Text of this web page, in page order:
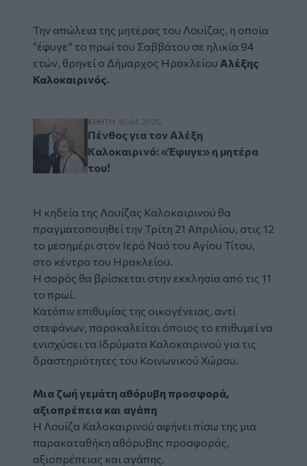
Την απώλεια της μητέρας του Λουίζας, η οποία
“έφυγε” το πρωί του Σαββάτου σε ηλικία 94
ετών, θρηνεί ο Δήμαρχος Ηρακλείου Αλέξης
Καλοκαιρινός.
Πένθος για τον Αλέξη Kαλοκαιρινό:
ΚΡΗΤΗ 18.04.2026
Πένθος για τον Αλέξη
Kαλοκαιρινό: «Έφυγε» η μητέρα
του!
Η κηδεία της Λουίζας Καλοκαιρινού θα
πραγματοποιηθεί την Τρίτη 21 Απριλίου, στις 12
το μεσημέρι στον Ιερό Ναό του Αγίου Τίτου,
στο κέντρο του Ηρακλείου.
Η σορός θα βρίσκεται στην εκκλησία από τις 11
το πρωί.
Κατόπιν επιθυμίας της οικογένειας, αντί
στεφάνων, παρακαλείται όποιος το επιθυμεί να
ενισχύσει τα Ιδρύματα Καλοκαιρινού για τις
δραστηριότητες του Κοινωνικού Χώρου.
Μια ζωή γεμάτη αθόρυβη προσφορά,
αξιοπρέπεια και αγάπη
H Λουίζα Καλοκαιρινού αφήνει πίσω της μια
παρακαταθήκη αθόρυβης προσφοράς,
αξιοπρέπειας και αγάπης.